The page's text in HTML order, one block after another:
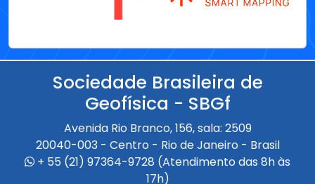
Sociedade Brasileira de
Geofísica - SBGf
Avenida Rio Branco, 156, sala: 2509
20040-003 - Centro - Rio de Janeiro - Brasil
+ 55 (21) 97364-9728 (Atendimento das 8h às
+ 55 (21) 97433-4335 (Atendimento das 9h às
18h)
Em caso de dúvidas, entre em contato pelo e-mail